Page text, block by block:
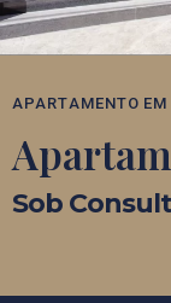
APARTAMENTO EM
Sob